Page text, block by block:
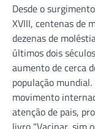
Desde o
XVIII, centenas de
dezenas de
últimos dois
aumento de cerca
população
movimento
atenção de pais,